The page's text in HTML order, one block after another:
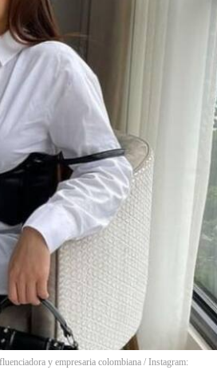
y empresaria colombiana / Instagram: